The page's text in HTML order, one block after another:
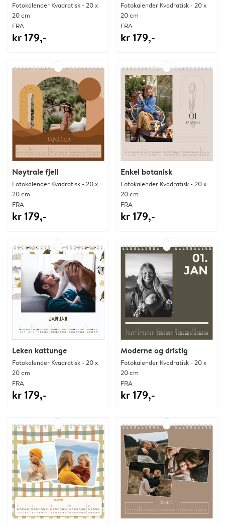
Fotokalender Kvadratisk - 20 x
20 cm
FRA
kr 179,-
Fotokalender Kvadratisk - 20 x
20 cm
FRA
kr 179,-
Nøytrale fjell
Fotokalender Kvadratisk - 20 x
20 cm
FRA
kr 179,-
Enkel botanisk
Fotokalender Kvadratisk - 20 x
20 cm
FRA
kr 179,-
Leken kattunge
Fotokalender Kvadratisk - 20 x
20 cm
FRA
kr 179,-
Moderne og dristig
Fotokalender Kvadratisk - 20 x
20 cm
FRA
kr 179,-